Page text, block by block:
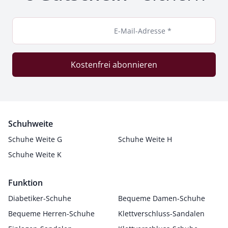
E-Mail-Adresse *
Kostenfrei abonnieren
Schuhweite
Schuhe Weite G
Schuhe Weite H
Schuhe Weite K
Funktion
Diabetiker-Schuhe
Bequeme Damen-Schuhe
Bequeme Herren-Schuhe
Klettverschluss-Sandalen